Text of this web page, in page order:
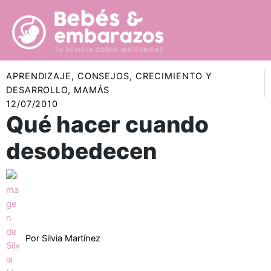
contenido
APRENDIZAJE, CONSEJOS, CRECIMIENTO Y
DESARROLLO, MAMÁS
12/07/2010
Qué hacer cuando
desobedecen
Por Silvia Martínez